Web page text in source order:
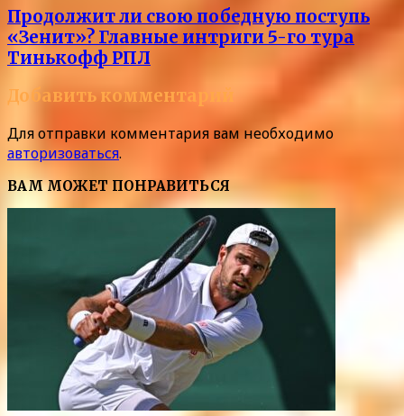
Продолжит ли свою победную поступь
«Зенит»? Главные интриги 5-го тура
Тинькофф РПЛ
Добавить комментарий
Для отправки комментария вам необходимо
авторизоваться.
ВАМ МОЖЕТ ПОНРАВИТЬСЯ